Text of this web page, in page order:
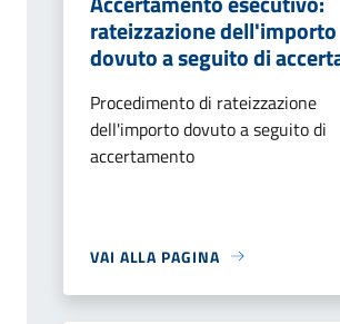
rateizzazione dell'importo
dovuto a seguito di
Procedimento di rateizzazione
dell'importo dovuto a seguito di
accertamento
VAI ALLA PAGINA